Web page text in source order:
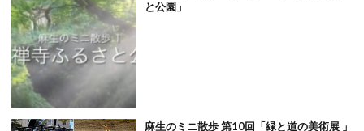
と公園」
麻生のミニ散歩 第10回「緑と道の美術展 」